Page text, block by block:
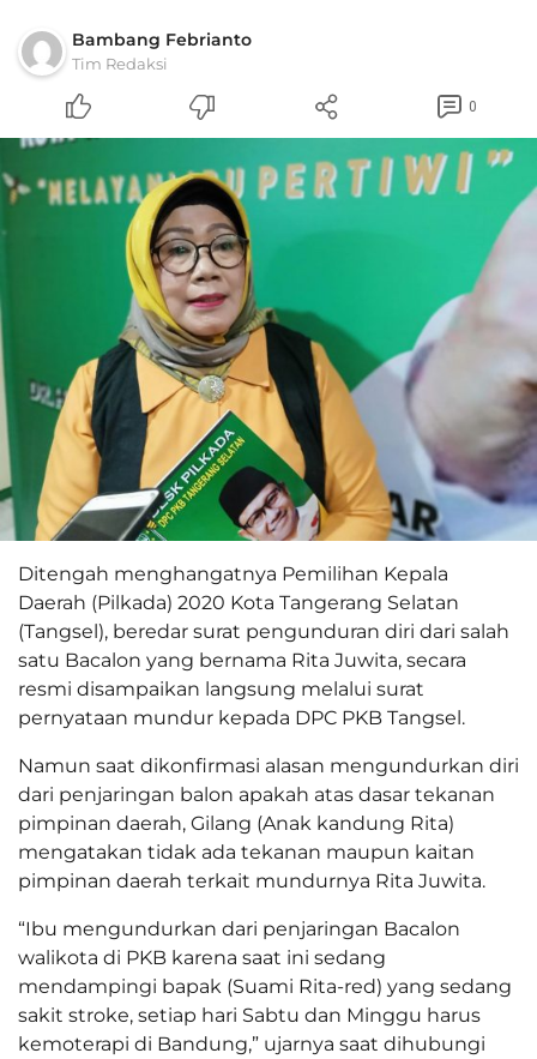
Bambang Febrianto
Tim Redaksi
0
Ditengah menghangatnya Pemilihan Kepala
Daerah (Pilkada) 2020 Kota Tangerang Selatan
(Tangsel), beredar surat pengunduran diri dari salah
satu Bacalon yang bernama Rita Juwita, secara
resmi disampaikan langsung melalui surat
pernyataan mundur kepada DPC PKB Tangsel.
Namun saat dikonfirmasi alasan mengundurkan diri
dari penjaringan balon apakah atas dasar tekanan
pimpinan daerah, Gilang (Anak kandung Rita)
mengatakan tidak ada tekanan maupun kaitan
pimpinan daerah terkait mundurnya Rita Juwita.
“Ibu mengundurkan dari penjaringan Bacalon
walikota di PKB karena saat ini sedang
mendampingi bapak (Suami Rita-red) yang sedang
sakit stroke, setiap hari Sabtu dan Minggu harus
kemoterapi di Bandung,” ujarnya saat dihubungi